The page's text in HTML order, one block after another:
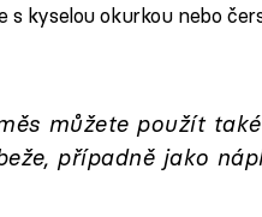
s kyselou okurkou nebo
můžete použít
případně jako